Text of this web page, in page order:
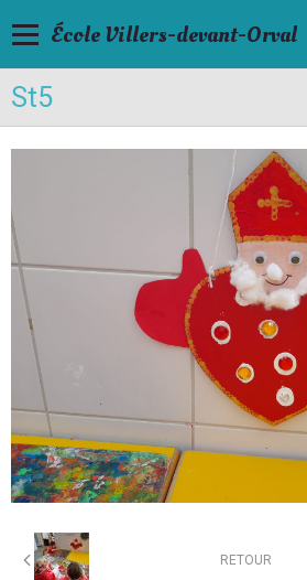
École Villers-devant-Orval
St5
RETOUR